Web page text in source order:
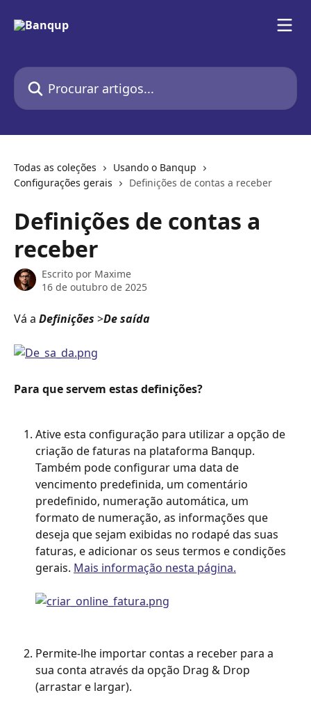
Procurar artigos...
Todas as coleções
Usando o Banqup
Configurações gerais
Definições de contas a receber
Definições de contas a
receber
Escrito por Maxime
16 de outubro de 2025
Vá a Definições >De saída
Para que servem estas definições?
Ative esta configuração para utilizar a opção de
criação de faturas na plataforma Banqup.
Também pode configurar uma data de
vencimento predefinida, um comentário
predefinido, numeração automática, um
formato de numeração, as informações que
deseja que sejam exibidas no rodapé das suas
faturas, e adicionar os seus termos e condições
gerais. Mais informação nesta página.
Permite-lhe importar contas a receber para a
sua conta através da opção Drag & Drop
(arrastar e largar).